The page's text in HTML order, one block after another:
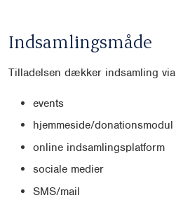
Indsamlingsmåde
Tilladelsen dækker indsamling via
events
hjemmeside/donationsmodul
online indsamlingsplatform
sociale medier
SMS/mail